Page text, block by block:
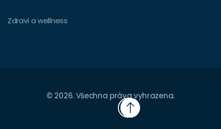
Zdraví a wellness
© 2026. Všechna práva vyhrazena.